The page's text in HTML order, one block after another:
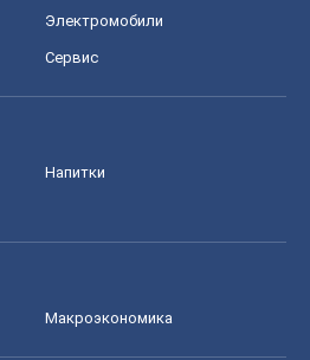
Электромобили
Сервис
Напитки
Mакроэкономика